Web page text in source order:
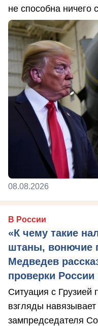
не способна ничего
08.08.2026
В России
«К чему такие
штаны, вонючие
Медведев
проверки России
Ситуация с Грузией
взгляды
зампредседателя